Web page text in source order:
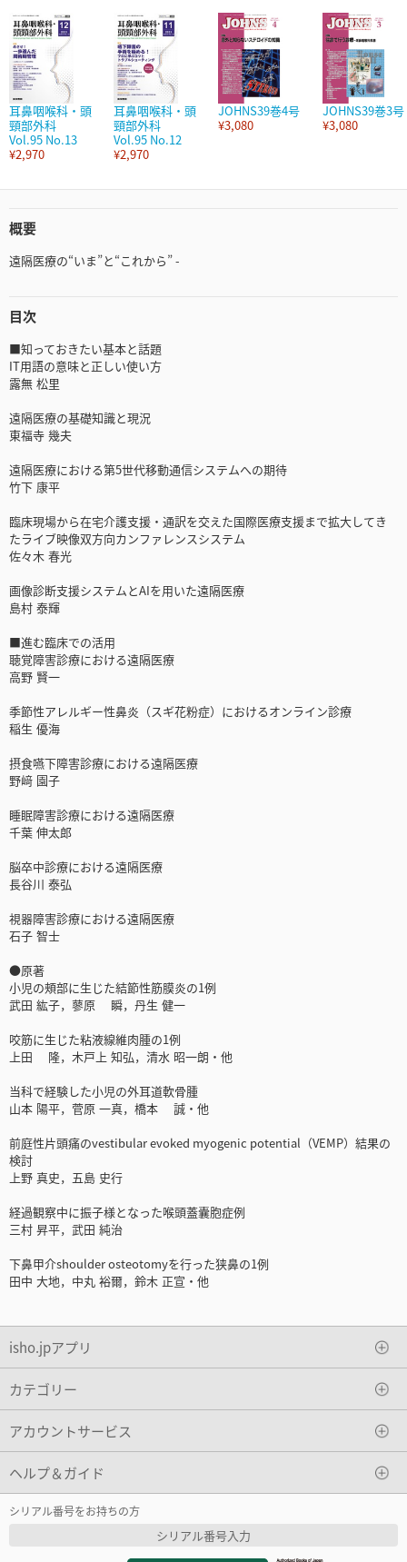
耳鼻咽喉科・頭
頸部外科
Vol.95 No.13
¥2,970
耳鼻咽喉科・頭
頸部外科
Vol.95 No.12
¥2,970
JOHNS39巻4号
¥3,080
JOHNS39巻3号
¥3,080
概要
遠隔医療の“いま”と“これから” -
目次
■知っておきたい基本と話題
IT用語の意味と正しい使い方
露無 松里
遠隔医療の基礎知識と現況
東福寺 幾夫
遠隔医療における第5世代移動通信システムへの期待
竹下 康平
臨床現場から在宅介護支援・通訳を交えた国際医療支援まで拡大してき
たライブ映像双方向カンファレンスシステム
佐々木 春光
画像診断支援システムとAIを用いた遠隔医療
島村 泰輝
■進む臨床での活用
聴覚障害診療における遠隔医療
高野 賢一
季節性アレルギー性鼻炎（スギ花粉症）におけるオンライン診療
稲生 優海
摂食嚥下障害診療における遠隔医療
野﨑 園子
睡眠障害診療における遠隔医療
千葉 伸太郎
脳卒中診療における遠隔医療
長谷川 泰弘
視器障害診療における遠隔医療
石子 智士
●原著
小児の頰部に生じた結節性筋膜炎の1例
武田 紘子，蓼原 瞬，丹生 健一
咬筋に生じた粘液線維肉腫の1例
上田 隆，木戸上 知弘，清水 昭一朗・他
当科で経験した小児の外耳道軟骨腫
山本 陽平，菅原 一真，橋本 誠・他
前庭性片頭痛のvestibular evoked myogenic potential（VEMP）結果の
検討
上野 真史，五島 史行
経過観察中に振子様となった喉頭蓋囊胞症例
三村 昇平，武田 純治
下鼻甲介shoulder osteotomyを行った狭鼻の1例
田中 大地，中丸 裕爾，鈴木 正宣・他
isho.jpアプリ
カテゴリー
アカウントサービス
ヘルプ＆ガイド
シリアル番号をお持ちの方
シリアル番号入力